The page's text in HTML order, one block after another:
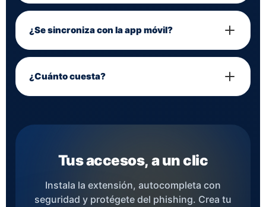
¿Se sincroniza con la app móvil?
¿Cuánto cuesta?
Tus accesos, a unclic
Instala la extensión, autocompleta con
seguridad y protégete del phishing. Crea tu